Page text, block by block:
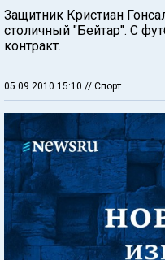
Защитник Кристиан
столичный "Бейтар". С
контракт.
05.09.2010 15:10 // Спорт